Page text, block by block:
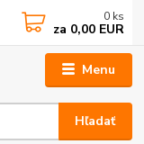
Menu
Hľadať
0 ks
za 0,00 EUR